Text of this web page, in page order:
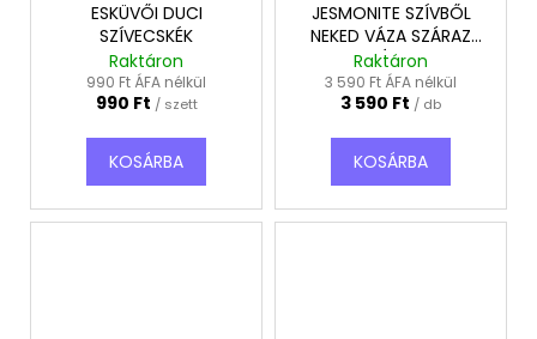
ESKÜVŐI DUCI
SZÍVECSKÉK
Raktáron
990 Ft ÁFA nélkül
990 Ft / szett
KOSÁRBA
JESMONITE SZÍVBŐL
NEKED VÁZA SZÁRAZ
VIRÁGOS
Raktáron
3 590 Ft ÁFA nélkül
3 590 Ft / db
KOSÁRBA